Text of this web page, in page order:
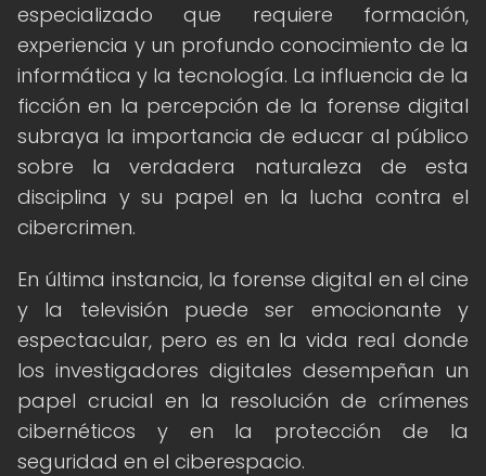
especializado que requiere formación,
experiencia y un profundo conocimiento de la
informática y la tecnología. La influencia de la
ficción en la percepción de la forense digital
subraya la importancia de educar al público
sobre la verdadera naturaleza de esta
disciplina y su papel en la lucha contra el
cibercrimen.
En última instancia, la forense digital en el cine
y la televisión puede ser emocionante y
espectacular, pero es en la vida real donde
los investigadores digitales desempeñan un
papel crucial en la resolución de crímenes
cibernéticos y en la protección de la
seguridad en el ciberespacio.